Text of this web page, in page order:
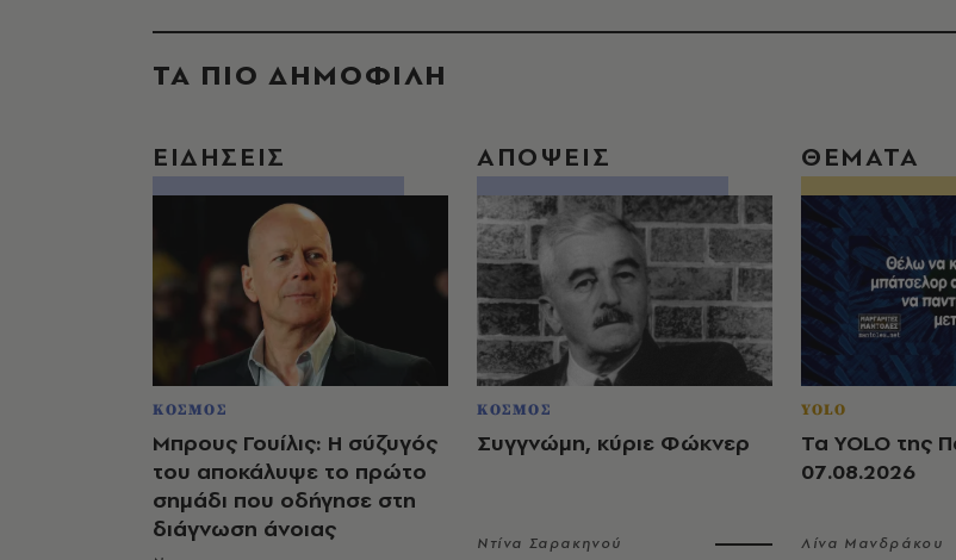
ΤΑ ΠΙΟ ΔΗΜΟΦΙΛΗ
ΕΙΔΗΣΕΙΣ
ΚΟΣΜΟΣ
Μπρους Γουίλις: Η σύζυγός
του αποκάλυψε το πρώτο
σημάδι που οδήγησε στη
διάγνωση άνοιας
ΑΠΟΨΕΙΣ
ΚΟΣΜΟΣ
Συγγνώμη, κύριε Φώκνερ
Ντίνα Σαρακηνού
ΘΕΜΑΤΑ
YOLO
Τα YOLO της
07.08.2026
Λίνα Μανδράκου